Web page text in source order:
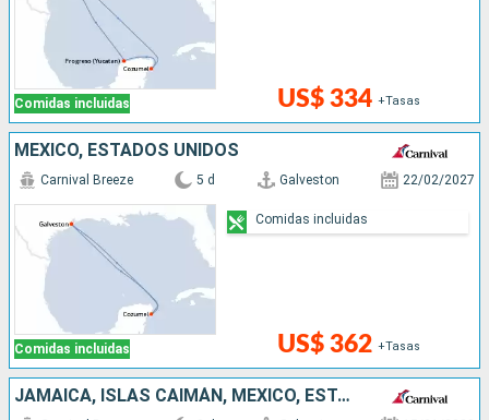
Comidas incluidas US$ 334 +Tasas
MÉXICO, ESTADOS UNIDOS
Comidas incluidas
Carnival Breeze 5 d Galveston 22/02/2027
US$ 362 +Tasas
Comidas incluidas
JAMAICA, ISLAS CAIMÁN, MÉXICO, ESTADOS UNIDOS